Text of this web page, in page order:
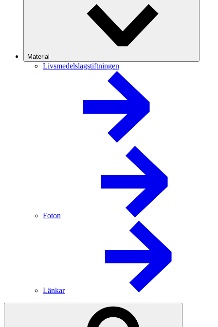
Material
Livsmedelslagstiftningen
Foton
Länkar